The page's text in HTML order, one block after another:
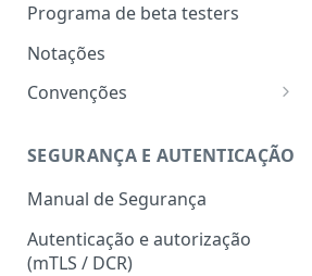
Programa de beta testers
Notações
Convenções
Status codes
Erros
SEGURANÇA E AUTENTICAÇÃO
Manual de Segurança
Autenticação e autorização
(mTLS / DCR)